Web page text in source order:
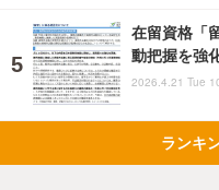
在留資格「
動把握を強
2026.4.21 Tue
ランキ